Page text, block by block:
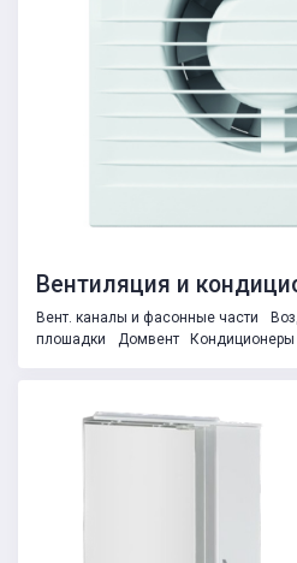
Вентиляция и
Вент. каналы и фасонные части
плошадки
Домвент Кондиционеры